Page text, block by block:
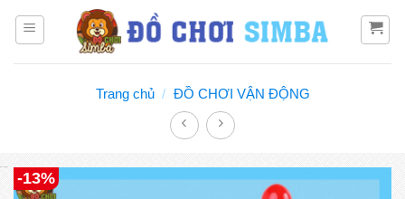
Trang chủ / ĐỒ CHƠI VẬN ĐỘNG
-13%